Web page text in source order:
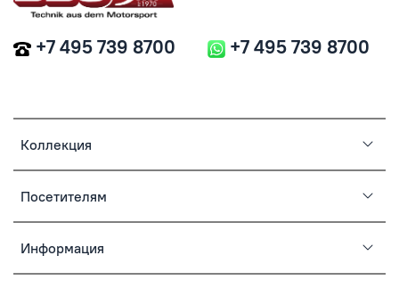
Коллекция
Посетителям
Информация
+7 495 739 8700 +7 495 739 8700